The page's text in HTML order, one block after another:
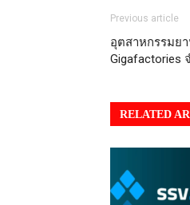
Previous article
อุตสาหกรรมย
Gigafactories
RELATED